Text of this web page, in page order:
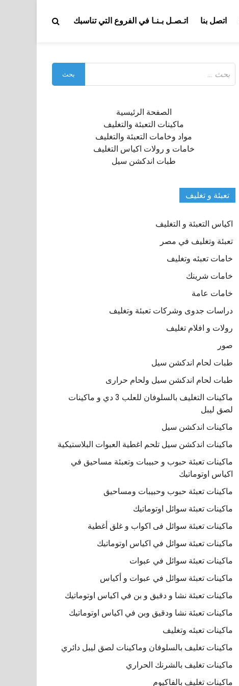
اتصل بنا اتـصـل بـنـا في الفروع التي تناسبك
عن:
الصفحة الرئيسية
ماكينات التعبئة والتغليف
مواد وخامات التعبئة والتغليف
خامات و رولات اكياس التغليف
طبات اندكشن سيل
تعبئة و تغليف
اكياس التعبئة و التغليف
تعبئة وتغليف في مصر
خامات تعبئه وتغليف
خامات شرينك
خامات عامة
دراسات جدوى وشركات تعبئة وتغليف
رولات و افلام تغليف
صور
طبات لحام اندكشن سيل
طبات لحام اندكشن سيل ولحام حرارى
ماكينات التغليف بالسلوفان للعلب 3 دي و ماكينات
لصق ليبل
ماكينات اندكشن سيل
ماكينات اندكشن سيل تلحم اغطية العبوات البلاستيكية
ماكينات تعبئة حبوب و حبيبات وتعبئة مساحيق في
اكياس اوتوماتيك
ماكينات تعبئة حبوب وحبيبات ومساحيق
ماكينات تعبئة سوائل اوتوماتيك
ماكينات تعبئة سوائل فى اكواب و غلق أغطية
ماكينات تعبئة سوائل في اكياس اوتوماتيك
ماكينات تعبئة سوائل في عبوات
ماكينات تعبئة سوائل في عبوات و أكياس
ماكينات تعبئة نشا و دقيق و بن في اكياس اوتوماتيك
ماكينات تعبئة نشا ودقيق وبن في اكياس اوتوماتيك
ماكينات تعبئه وتغليف
ماكينات تغليف بالسلوفان وماكينات لصق ليبل دائري
ماكينات تغليف بالشرنك الحراري
ماكينات تغليف بالفاكيوم